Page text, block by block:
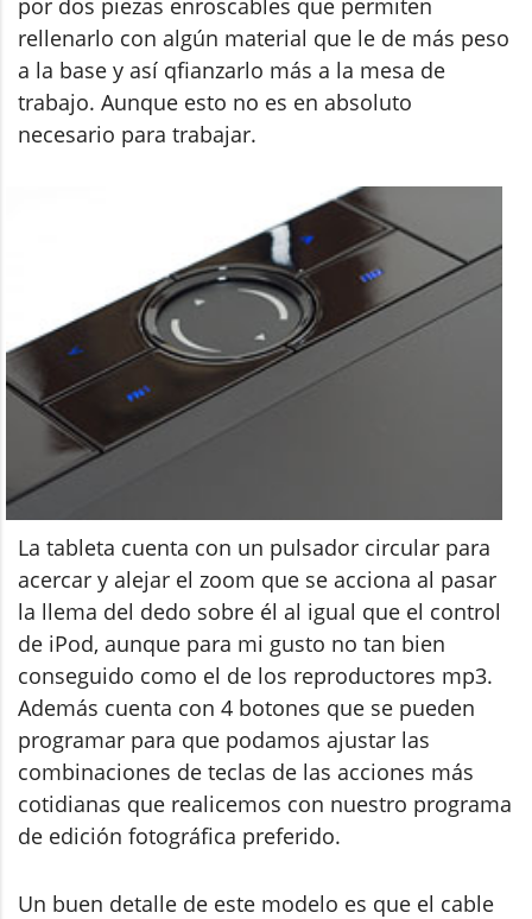
por dos piezas enroscables que permiten
rellenarlo con algún material que le de más peso
a la base y así qfianzarlo más a la mesa de
trabajo. Aunque esto no es en absoluto
necesario para trabajar.
La tableta cuenta con un pulsador circular para
acercar y alejar el zoom que se acciona al pasar
la llema del dedo sobre él al igual que el control
de iPod, aunque para mi gusto no tan bien
conseguido como el de los reproductores mp3.
Además cuenta con 4 botones que se pueden
programar para que podamos ajustar las
combinaciones de teclas de las acciones más
cotidianas que realicemos con nuestro programa
de edición fotográfica preferido.
Un buen detalle de este modelo es que el cable